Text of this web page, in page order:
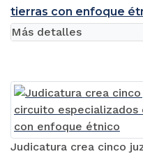
tierras con enfoque
Judicatura crea cinco
Más detalles